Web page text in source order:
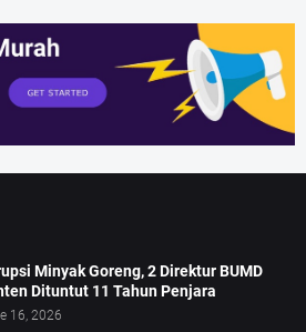
Minyak Goreng, 2 Direktur BUMD
Dituntut 11 Tahun Penjara
16, 2026